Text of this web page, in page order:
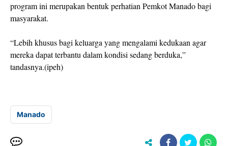
program ini merupakan bentuk perhatian Pemkot Manado bagi
masyarakat.
“Lebih khusus bagi keluarga yang mengalami kedukaan agar
mereka dapat terbantu dalam kondisi sedang berduka,”
tandasnya.(ipeh)
Manado